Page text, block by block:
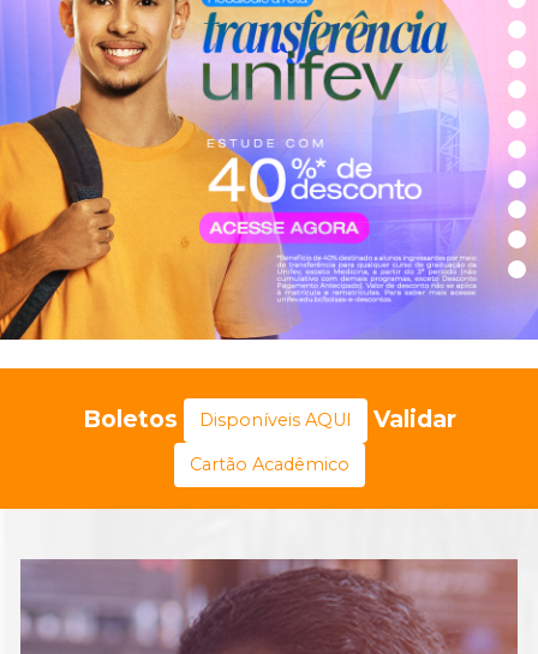
Boletos Disponíveis AQUI Validar
Cartão Acadêmico